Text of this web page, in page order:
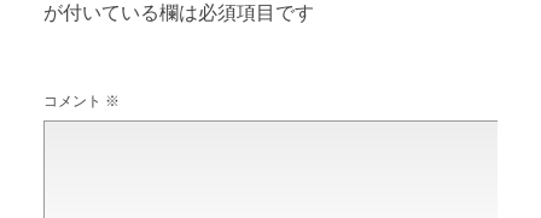
が付いている欄は必須項目です
コメント ※